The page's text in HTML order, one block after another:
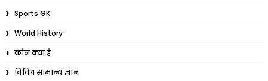
Sports GK
World History
कौन क्या है
विविध सामान्य ज्ञान